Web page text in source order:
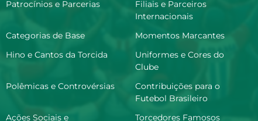
Patrocínios e Parcerias
Filiais e Parceiros
Internacionais
Categorias de Base
Momentos Marcantes
Hino e Cantos da Torcida
Uniformes e Cores do
Clube
Polêmicas e Controvérsias
Contribuições para o
Futebol Brasileiro
Ações Sociais e
Torcedores Famosos